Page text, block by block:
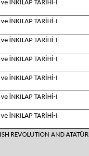
ve İNKILAP TARİHİ-I
ve İNKILAP TARİHİ-I
ve İNKILAP TARİHİ-I
ve İNKILAP TARİHİ-I
ve İNKILAP TARİHİ-I
ve İNKILAP TARİHİ-I
ve İNKILAP TARİHİ-I
REVOLUTION AND